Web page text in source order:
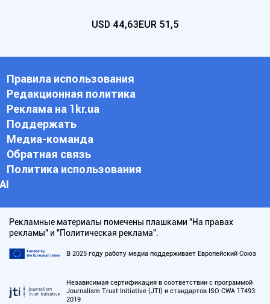
USD 44,63EUR 51,5
Правила использования
Редакционная политика
Реклама на 1kr.ua
Поддержать
Медиа-команда
Обратная связь
Политика использования
АI
Рекламные материалы помечены плашками "На правах
рекламы" и "Политическая реклама".
В 2025 году работу медиа поддерживает Европейский Союз
Независимая сертификация в соответствии с программой
Journalism Trust Initiative (JTI) и стандартов ISO CWA 17493:
2019